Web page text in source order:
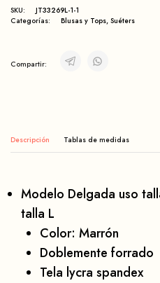
SKU:
JT33269L-1-1
Categorías:
Blusas y Tops, Suéters
Compartir:
Descripción
Modelo Delgada uso
talla L
Color: Marrón
Doblemente forrado
Tela lycra spandex